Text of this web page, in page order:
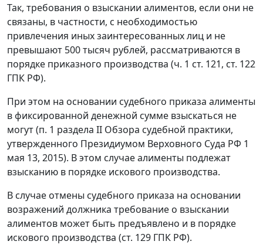
Так, требования о взыскании алиментов, если они не
связаны, в частности, с необходимостью
привлечения иных заинтересованных лиц и не
превышают 500 тысяч рублей, рассматриваются в
порядке приказного производства (ч. 1 ст. 121, ст. 122
ГПК РФ).
При этом на основании судебного приказа алименты
в фиксированной денежной сумме взыскаться не
могут (п. 1 раздела II Обзора судебной практики,
утвержденного Президиумом Верховного Суда РФ 1
мая 13, 2015). В этом случае алименты подлежат
взысканию в порядке искового производства.
В случае отмены судебного приказа на основании
возражений должника требование о взыскании
алиментов может быть предъявлено и в порядке
искового производства (ст. 129 ГПК РФ).